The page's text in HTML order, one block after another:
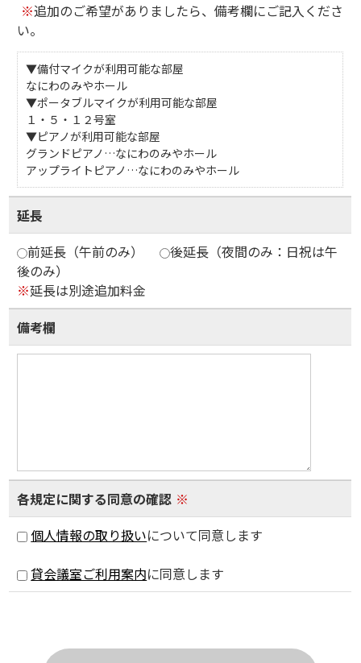
※追加のご希望がありましたら、備考欄にご記入くださ
い。
▼備付マイクが利用可能な部屋
なにわのみやホール
▼ポータブルマイクが利用可能な部屋
１・５・１２号室
▼ピアノが利用可能な部屋
グランドピアノ…なにわのみやホール
アップライトピアノ…なにわのみやホール
延長
前延長（午前のみ）
後延長（夜間のみ：日祝は午
後のみ）
※延長は別途追加料金
備考欄
各規定に関する同意の確認 ※
個人情報の取り扱いについて同意します
貸会議室ご利用案内に同意します